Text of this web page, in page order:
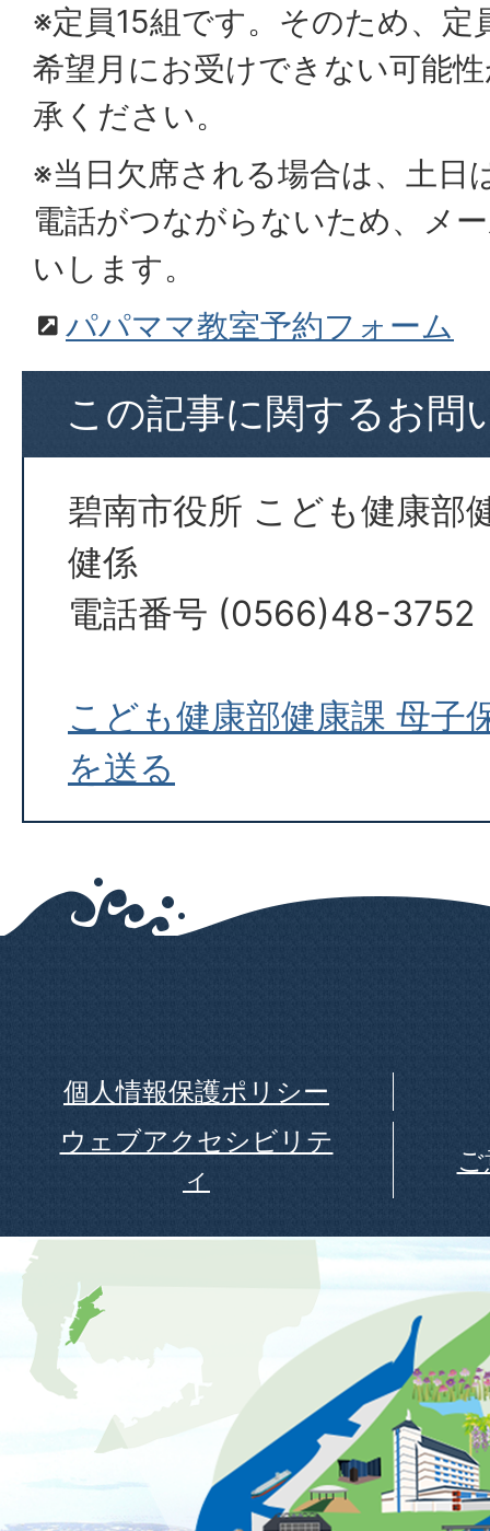
※定員15組です。そのため、定
希望月にお受けできない可能
承ください。
※当日欠席される場合は、土日
電話がつながらないため、メ
いします。
パパママ教室予約フォーム
この記事に関するお問
碧南市役所 こども健康部
健係
電話番号 (0566)48-3752
こども健康部健康課 母子
を送る
個人情報保護ポリシー
ウェブアクセシビリテ
ィ